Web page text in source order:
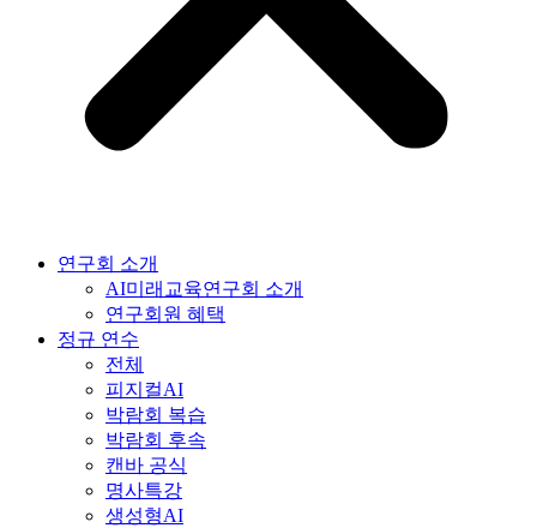
연구회 소개
AI미래교육연구회 소개
연구회원 혜택
정규 연수
전체
피지컬AI
박람회 복습
박람회 후속
캔바 공식
명사특강
생성형AI